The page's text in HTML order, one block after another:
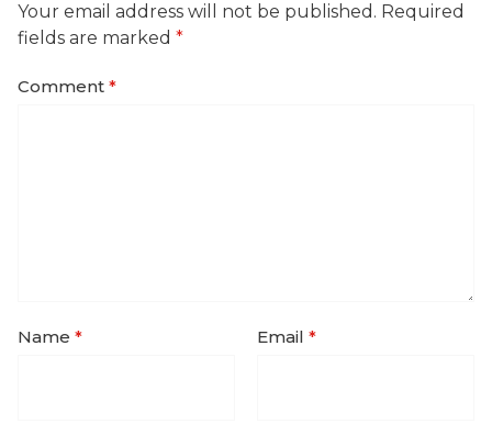
Your email address will not be published. Required
fields are marked *
Comment *
Name * Email *